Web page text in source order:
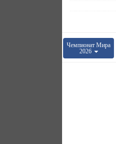
Чемпионат Мира
2026